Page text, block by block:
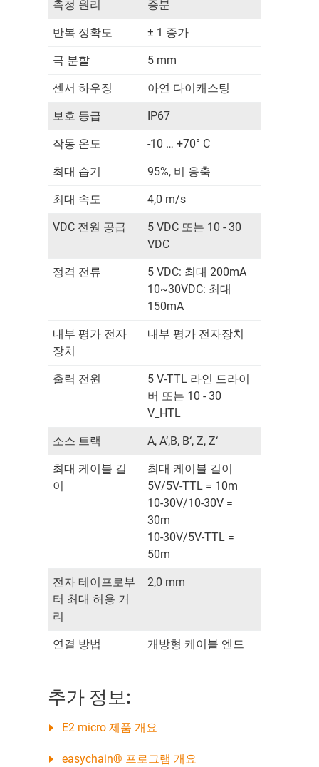
측정 원리 증분
반복 정확도 ± 1 증가
극 분할 5 mm
센서 하우징 아연 다이캐스팅
보호 등급 IP67
작동 온도 -10 … +70° C
최대 습기 95%, 비 응축
최대 속도 4,0 m/s
VDC 전원 공급
5 VDC 또는 10 - 30
VDC
정격 전류
5 VDC: 최대 200mA
10~30VDC: 최대
150mA
내부 평가 전자
장치
내부 평가 전자장치
출력 전원
5 V-TTL 라인 드라이
버 또는 10 - 30
V_HTL
소스 트랙 A, A‘,B, B‘, Z, Z‘
최대 케이블 길
이
최대 케이블 길이
5V/5V-TTL = 10m
10-30V/10-30V =
30m
10-30V/5V-TTL =
50m
전자 테이프로부
터 최대 허용 거
리
2,0 mm
연결 방법 개방형 케이블 엔드
추가 정보:
E2 micro 제품 개요
easychain® 프로그램 개요